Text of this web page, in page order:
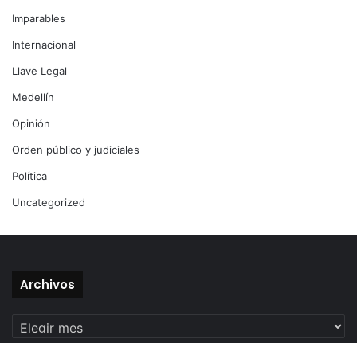
Imparables
Internacional
Llave Legal
Medellín
Opinión
Orden público y judiciales
Política
Uncategorized
Archivos